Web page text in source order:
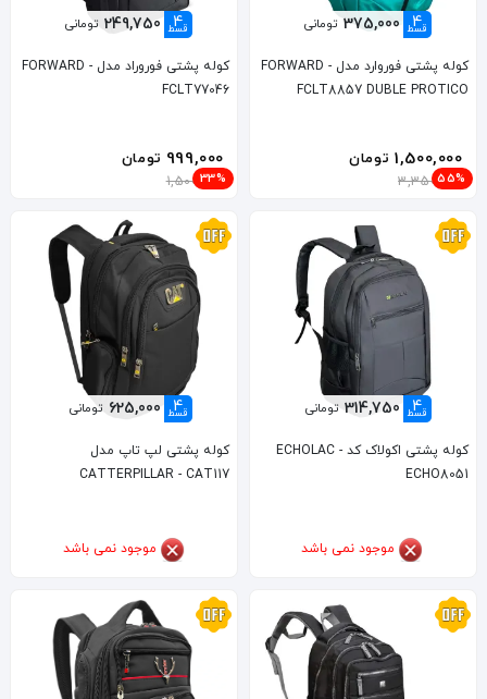
4
قسط 375,000 تومانی
کوله پشتی فوروارد مدل FORWARD -
FCLT8857 DUBLE PROTICO
1,500,000 تومان
3,350,000
55%
4
قسط 249,750 تومانی
کوله پشتی فوروراد مدل FORWARD -
FCLT77046
999,000 تومان
1,500,000
33%
4
قسط 314,750 تومانی
کوله پشتی اکولاک کد ECHOLAC -
ECHO8051
موجود نمی باشد
4
قسط 625,000 تومانی
کوله پشتی لپ تاپ مدل
CATTERPILLAR - CAT117
موجود نمی باشد